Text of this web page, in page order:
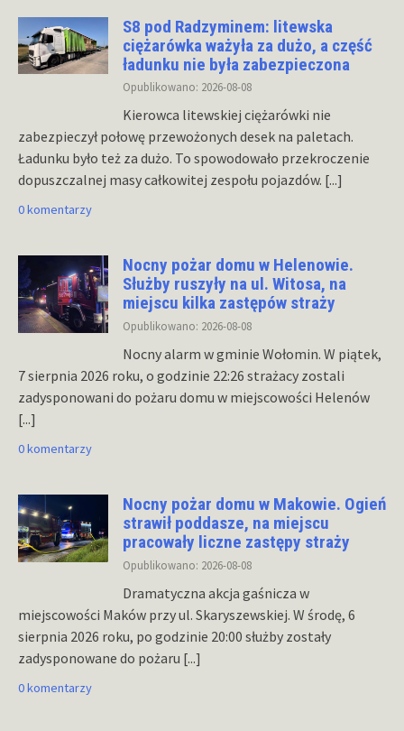
S8 pod Radzyminem: litewska
ciężarówka ważyła za dużo, a część
ładunku nie była zabezpieczona
Opublikowano: 2026-08-08
Kierowca litewskiej ciężarówki nie
zabezpieczył połowę przewożonych desek na paletach.
Ładunku było też za dużo. To spowodowało przekroczenie
dopuszczalnej masy całkowitej zespołu pojazdów. [...]
0 komentarzy
Nocny pożar domu w Helenowie.
Służby ruszyły na ul. Witosa, na
miejscu kilka zastępów straży
Opublikowano: 2026-08-08
Nocny alarm w gminie Wołomin. W piątek,
7 sierpnia 2026 roku, o godzinie 22:26 strażacy zostali
zadysponowani do pożaru domu w miejscowości Helenów
[...]
0 komentarzy
Nocny pożar domu w Makowie. Ogień
strawił poddasze, na miejscu
pracowały liczne zastępy straży
Opublikowano: 2026-08-08
Dramatyczna akcja gaśnicza w
miejscowości Maków przy ul. Skaryszewskiej. W środę, 6
sierpnia 2026 roku, po godzinie 20:00 służby zostały
zadysponowane do pożaru [...]
0 komentarzy